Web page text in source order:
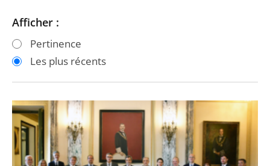
Passer
les
filtres
après
Passer
les
filtres
avant
Afficher :
Pertinence
Les plus récents
Séminaire
bilatéral
entre
le